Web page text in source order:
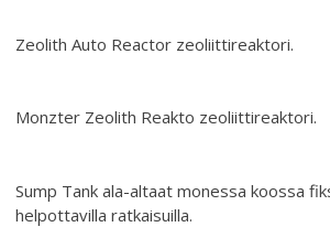
Zeolith Auto Reactor zeoliittireaktori.
Monzter Zeolith Reakto zeoliittireaktori.
Sump Tank ala-altaat monessa koossa
helpottavilla ratkaisuilla.